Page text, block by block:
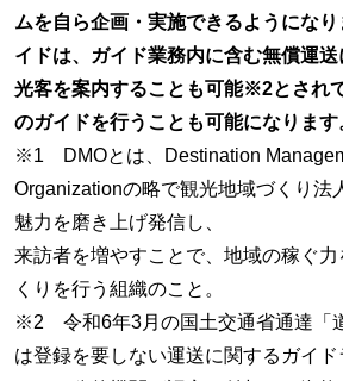
ムを自ら企画・実施できるようにな
イドは、ガイド業務内に含む無償運
光客を案内することも可能※2とされ
のガイドを行うことも可能になります
※1 DMOとは、Destination
Organizationの略で観光地域づくり法
魅力を磨き上げ発信し、
来訪者を増やすことで、地域の稼ぐ
くりを行う組織のこと。
※2 令和6年3月の国土交通省通達「
は登録を要しない運送に関するガイ